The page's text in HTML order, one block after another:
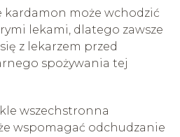
kardamon może wchodzić
lekami, dlatego zawsze
z lekarzem przed
spożywania tej
wszechstronna
wspomagać odchudzanie